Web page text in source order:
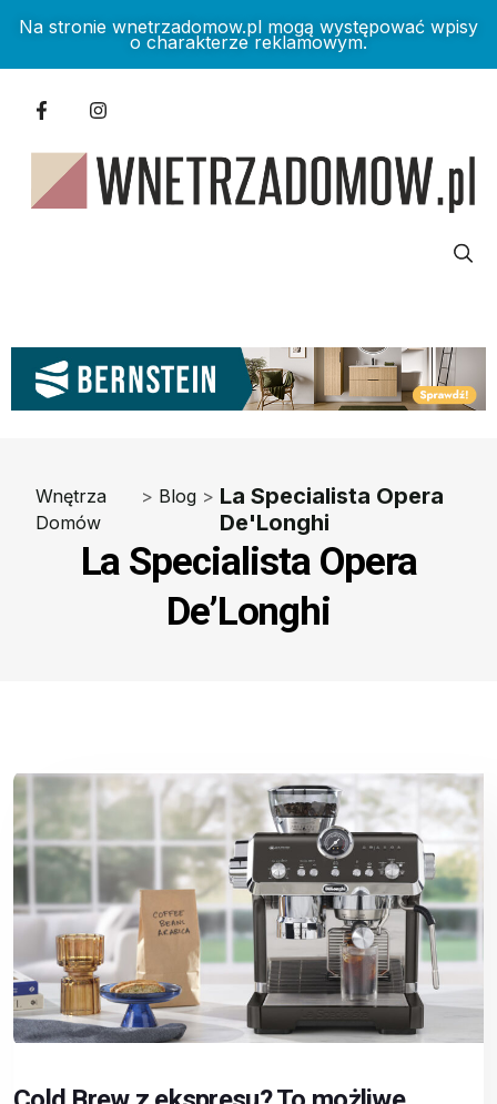
Na stronie wnetrzadomow.pl mogą występować wpisy
o charakterze reklamowym.
Wnętrza
Domów
> Blog > La Specialista Opera
De'Longhi
La Specialista Opera
De’Longhi